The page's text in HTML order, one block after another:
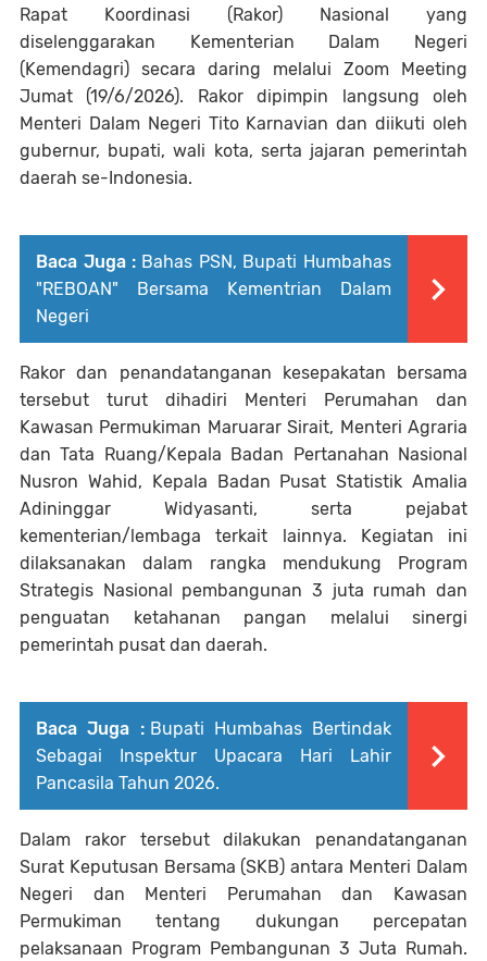
Rapat Koordinasi (Rakor) Nasional yang
diselenggarakan Kementerian Dalam Negeri
(Kemendagri) secara daring melalui Zoom Meeting
Jumat (19/6/2026). Rakor dipimpin langsung oleh
Menteri Dalam Negeri Tito Karnavian dan diikuti oleh
gubernur, bupati, wali kota, serta jajaran pemerintah
daerah se-Indonesia.
Baca Juga : Bahas PSN, Bupati Humbahas
"REBOAN" Bersama Kementrian Dalam
Negeri
Rakor dan penandatanganan kesepakatan bersama
tersebut turut dihadiri Menteri Perumahan dan
Kawasan Permukiman Maruarar Sirait, Menteri Agraria
dan Tata Ruang/Kepala Badan Pertanahan Nasional
Nusron Wahid, Kepala Badan Pusat Statistik Amalia
Adininggar Widyasanti, serta pejabat
kementerian/lembaga terkait lainnya. Kegiatan ini
dilaksanakan dalam rangka mendukung Program
Strategis Nasional pembangunan 3 juta rumah dan
penguatan ketahanan pangan melalui sinergi
pemerintah pusat dan daerah.
Baca Juga : Bupati Humbahas Bertindak
Sebagai Inspektur Upacara Hari Lahir
Pancasila Tahun 2026.
Dalam rakor tersebut dilakukan penandatanganan
Surat Keputusan Bersama (SKB) antara Menteri Dalam
Negeri dan Menteri Perumahan dan Kawasan
Permukiman tentang dukungan percepatan
pelaksanaan Program Pembangunan 3 Juta Rumah.